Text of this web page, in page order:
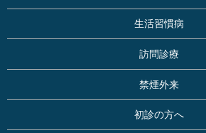
生活習慣病
訪問診療
禁煙外来
初診の方へ